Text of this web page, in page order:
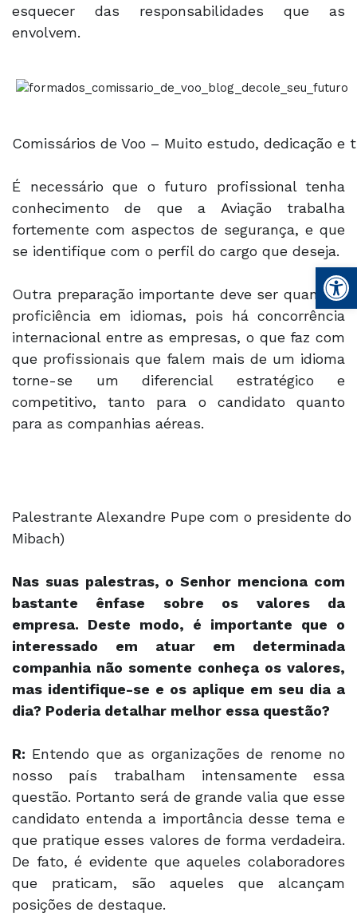
Abrir
esquecer das responsabilidades que as
envolvem.
Comissários de Voo – Muito estudo, dedicação
É necessário que o futuro profissional tenha
conhecimento de que a Aviação trabalha
fortemente com aspectos de segurança, e que
se identifique com o perfil do cargo que deseja.
Outra preparação importante deve ser quanto a
proficiência em idiomas, pois há concorrência
internacional entre as empresas, o que faz com
que profissionais que falem mais de um idioma
torne-se um diferencial estratégico e
competitivo, tanto para o candidato quanto
para as companhias aéreas.
Palestrante Alexandre Pupe com o presidente
Mibach)
Nas suas palestras, o Senhor menciona com
bastante ênfase sobre os valores da
empresa. Deste modo, é importante que o
interessado em atuar em determinada
companhia não somente conheça os valores,
mas identifique-se e os aplique em seu dia a
dia? Poderia detalhar melhor essa questão?
R: Entendo que as organizações de renome no
nosso país trabalham intensamente essa
questão. Portanto será de grande valia que esse
candidato entenda a importância desse tema e
que pratique esses valores de forma verdadeira.
De fato, é evidente que aqueles colaboradores
que praticam, são aqueles que alcançam
posições de destaque.